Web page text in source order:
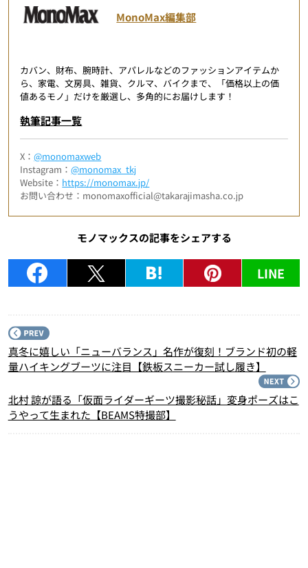
MonoMax編集部
カバン、財布、腕時計、アパレルなどのファッションアイテムか
ら、家電、文房具、雑貨、クルマ、バイクまで、「価格以上の価
値あるモノ」だけを厳選し、多角的にお届けします！
執筆記事一覧
X：@monomaxweb
Instagram：@monomax_tkj
Website： https://monomax.jp/
お問い合わせ：monomaxofficial@takarajimasha.co.jp
モノマックスの記事をシェアする
LINE
真冬に嬉しい「ニューバランス」名作が復刻！ブランド初の軽
量ハイキングブーツに注目【鉄板スニーカー試し履き】
北村 諒が語る「仮面ライダーギーツ撮影秘話」変身ポーズはこ
うやって生まれた【BEAMS特撮部】